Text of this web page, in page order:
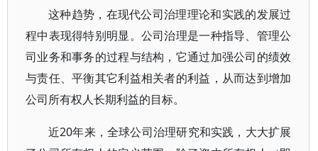
这种趋势，在现代公司治理理论和实践的发展过
程中表现得特别明显。公司治理是一种指导、管理公
司业务和事务的过程与结构，它通过加强公司的绩效
与责任、平衡其它利益相关者的利益，从而达到增加
公司所有权人长期利益的目标。
近20年来，全球公司治理研究和实践，大大扩展